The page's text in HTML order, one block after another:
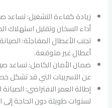
زيادة كفاءة التشغيل: تساعد
أداء السخان وتقليل استهلاك
تجنب الأعطال المفاجئة:
أعطال غير متوقعة.
ضمان الأمان الكامل: تساعد
عن التسريبات التي قد تشكل
إطالة العمر الافتراضي:
لسنوات طويلة دون الحاجة إلى